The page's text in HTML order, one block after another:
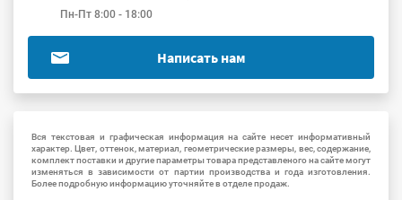
Пн-Пт 8:00 - 18:00
Написать нам
Вся текстовая и графическая информация на сайте несет информативный
характер. Цвет, оттенок, материал, геометрические размеры, вес, содержание,
комплект поставки и другие параметры товара представленого на сайте могут
изменяться в зависимости от партии производства и года изготовления.
Более подробную информацию уточняйте в отделе продаж.